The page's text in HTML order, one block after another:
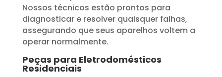
Nossos técnicos estão prontos para
diagnosticar e resolver quaisquer falhas,
assegurando que seus aparelhos voltem a
operar normalmente.
Peças para Eletrodomésticos
Residenciais